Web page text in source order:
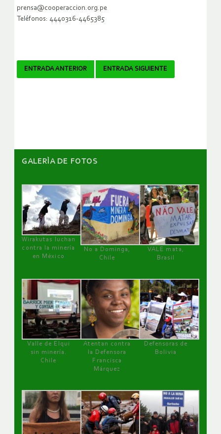
prensa@cooperaccion.org.pe
Teléfonos: 4440316-4465385
Navegador
ENTRADA ANTERIOR ENTRADA SIGUIENTE
GALERÌA DE FOTOS
Wirakutas luchan
contra la minería
en México
No a Dominga,
Chile
VALE mata,
Brasil
Valle de Elqui
sin minería.
Chile
Atentan contra
la Defensora
Francisca
Márquez
Defensoras de
Bolivia